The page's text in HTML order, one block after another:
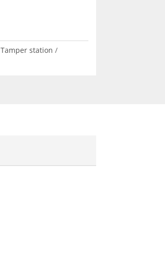
Tamper station